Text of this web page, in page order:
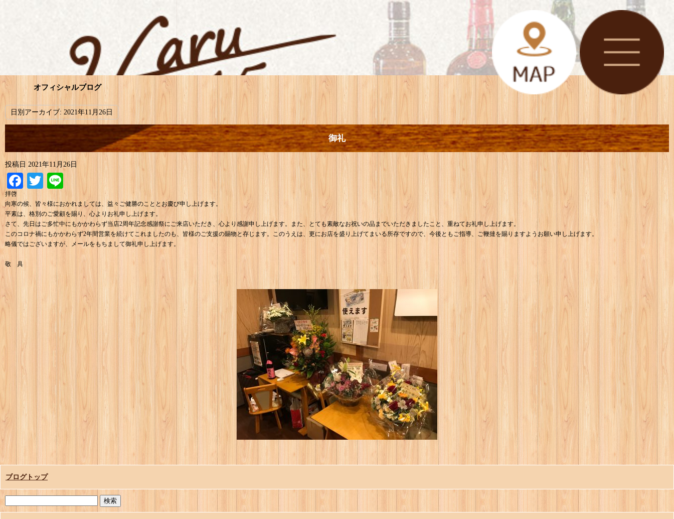
オフィシャルブログ
日別アーカイブ: 2021年11月26日
御礼
投稿日 2021年11月26日
Facebook
Twitter
Line
拝啓
向寒の候、皆々様におかれましては、益々ご健勝のこととお慶び申し上げます。
平素は、格別のご愛顧を賜り、心よりお礼申し上げます。
さて、先日はご多忙中にもかかわらず当店2周年記念感謝祭にご来店いただき、心より感謝申し上げます。また、とても素敵なお祝いの品までいただきましたこと、重ねてお礼申し上げます。
このコロナ禍にもかかわらず2年間営業を続けてこれましたのも、皆様のご支援の賜物と存じます。このうえは、更にお店を盛り上げてまいる所存ですので、今後ともご指導、ご鞭撻を賜りますようお願い申し上げます。
略儀ではございますが、メールをもちまして御礼申し上げます。
敬 具
ブログトップ